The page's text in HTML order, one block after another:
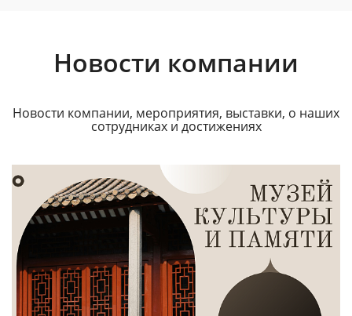
Новости компании
Новости компании, мероприятия, выставки, о наших
сотрудниках и достижениях